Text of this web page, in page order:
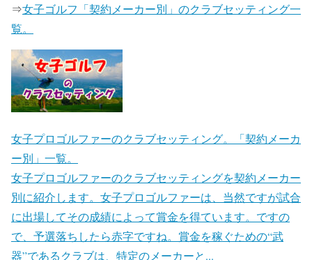
⇒女子ゴルフ「契約メーカー別」のクラブセッティング一
覧。
女子プロゴルファーのクラブセッティング。「契約メーカ
ー別」一覧。
女子プロゴルファーのクラブセッティングを契約メーカー
別に紹介します。女子プロゴルファーは、当然ですが試合
に出場してその成績によって賞金を得ています。ですの
で、予選落ちしたら赤字ですね。賞金を稼ぐための“武
器”であるクラブは、特定のメーカーと...